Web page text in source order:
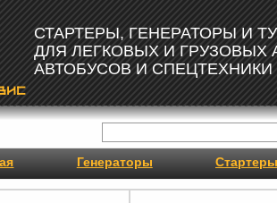
СТАРТЕРЫ, ГЕНЕРАТОРЫ И
ДЛЯ ЛЕГКОВЫХ И ГРУЗОВЫХ
АВТОБУСОВ И СПЕЦТЕХНИКИ
Генераторы Стартеры